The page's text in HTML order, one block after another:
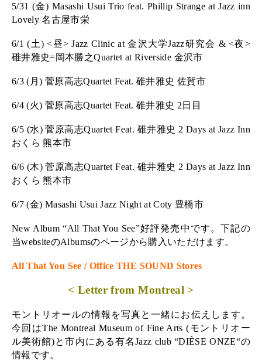
5/31 (金) Masashi Usui Trio feat. Phillip Strange at Jazz inn
Lovely 名古屋市栄
6/1 (土) <昼> Jazz Clinic at 金沢大学Jazz研究会 & <夜>
碓井雅史=岡本勝之Quartet at Riverside 金沢市
6/3 (月) 菅原高志Quartet Feat. 碓井雅史 佐賀市
6/4 (火) 菅原高志Quartet Feat. 碓井雅史 2日目
6/5 (水) 菅原高志Quartet Feat. 碓井雅史 2 Days at Jazz Inn
おくら 熊本市
6/6 (木) 菅原高志Quartet Feat. 碓井雅史 2 Days at Jazz Inn
おくら 熊本市
6/7 (金) Masashi Usui Jazz Night at Coty 豊橋市
New Album “All That You See”好評発売中です。下記の
当websiteのAlbumsのページから購入いただけます。
All That You See / Office THE SOUND Stores
< Letter from Montreal >
モントリオールの情報を写真と一緒にお伝えします。
今回はThe Montreal Museum of Fine Arts (モントリオー
ル美術館)と市内にある有名Jazz club “DIÈSE ONZE“の
情報です。